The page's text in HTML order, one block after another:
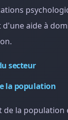
aide à
secteur
la population
de la population